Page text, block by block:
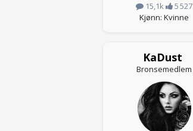
15,1k
5 527
Kjønn: Kvinne
KaDust
Bronsemedlem